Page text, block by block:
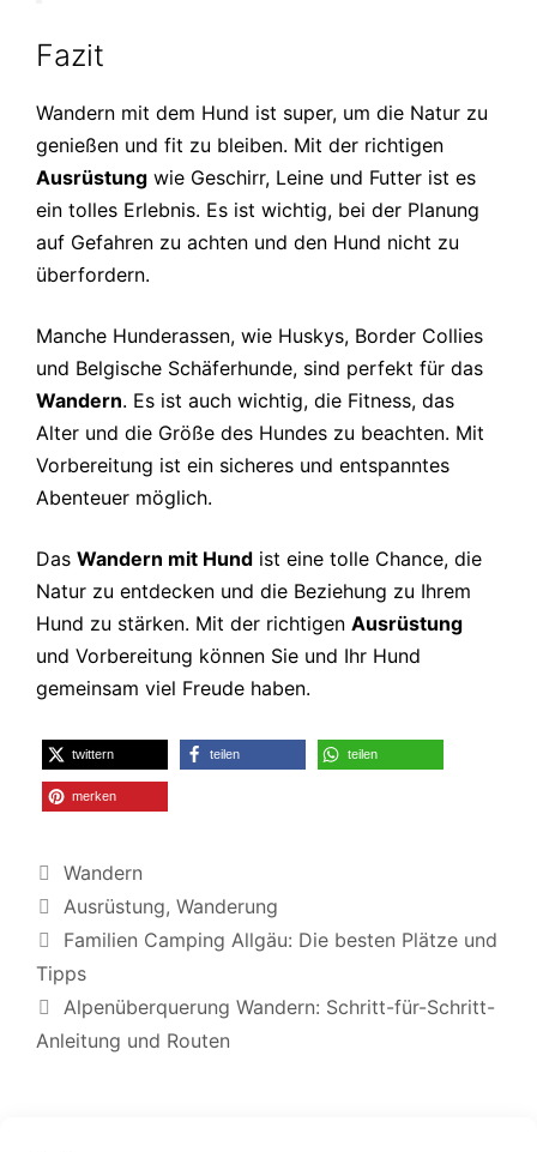
Fazit
Wandern mit dem Hund ist super, um die Natur zu
genießen und fit zu bleiben. Mit der richtigen
Ausrüstung wie Geschirr, Leine und Futter ist es
ein tolles Erlebnis. Es ist wichtig, bei der Planung
auf Gefahren zu achten und den Hund nicht zu
überfordern.
Manche Hunderassen, wie Huskys, Border Collies
und Belgische Schäferhunde, sind perfekt für das
Wandern. Es ist auch wichtig, die Fitness, das
Alter und die Größe des Hundes zu beachten. Mit
Vorbereitung ist ein sicheres und entspanntes
Abenteuer möglich.
Das Wandern mit Hund ist eine tolle Chance, die
Natur zu entdecken und die Beziehung zu Ihrem
Hund zu stärken. Mit der richtigen Ausrüstung
und Vorbereitung können Sie und Ihr Hund
gemeinsam viel Freude haben.
twittern teilen teilen
merken
Kategorien
Wandern
Schlagwörter
Ausrüstung, Wanderung
Familien Camping Allgäu: Die besten Plätze und
Tipps
Alpenüberquerung Wandern: Schritt-für-Schritt-
Anleitung und Routen